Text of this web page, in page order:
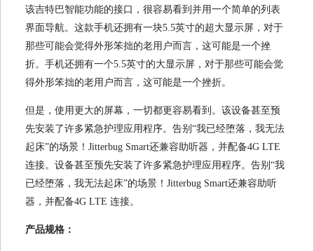
该吉特巴智能功能的接口，很容易看到并用一个简单的列表
界面导航。这款手机还拥有一块5.5英寸的超大显示屏，对于
那些可能会觉得外形笨拙的老用户而言，这可能是一个挫
折。手机还拥有一个5.5英寸的大显示屏，对于那些可能会觉
得外形笨拙的老用户而言，这可能是一个挫折。
但是，使用更大的屏幕，一切都更容易看到。该设备甚至预
先安装了许多紧急护理应用程序。告别“我已经堕落，我无法
起床”的场景！Jitterbug Smart还兼容助听器，并配备4G LTE
连接。设备甚至预先安装了许多紧急护理应用程序。告别“我
已经堕落，我无法起床”的场景！Jitterbug Smart还兼容助听
器，并配备4G LTE 连接。
产品规格：